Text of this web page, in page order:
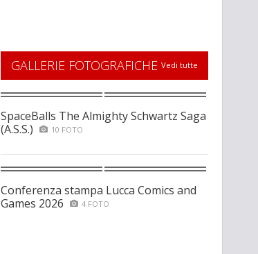
GALLERIE FOTOGRAFICHE Vedi tutte
SpaceBalls The Almighty Schwartz Saga
(A.S.S.)
10 FOTO
Conferenza stampa Lucca Comics and
Games 2026
4 FOTO